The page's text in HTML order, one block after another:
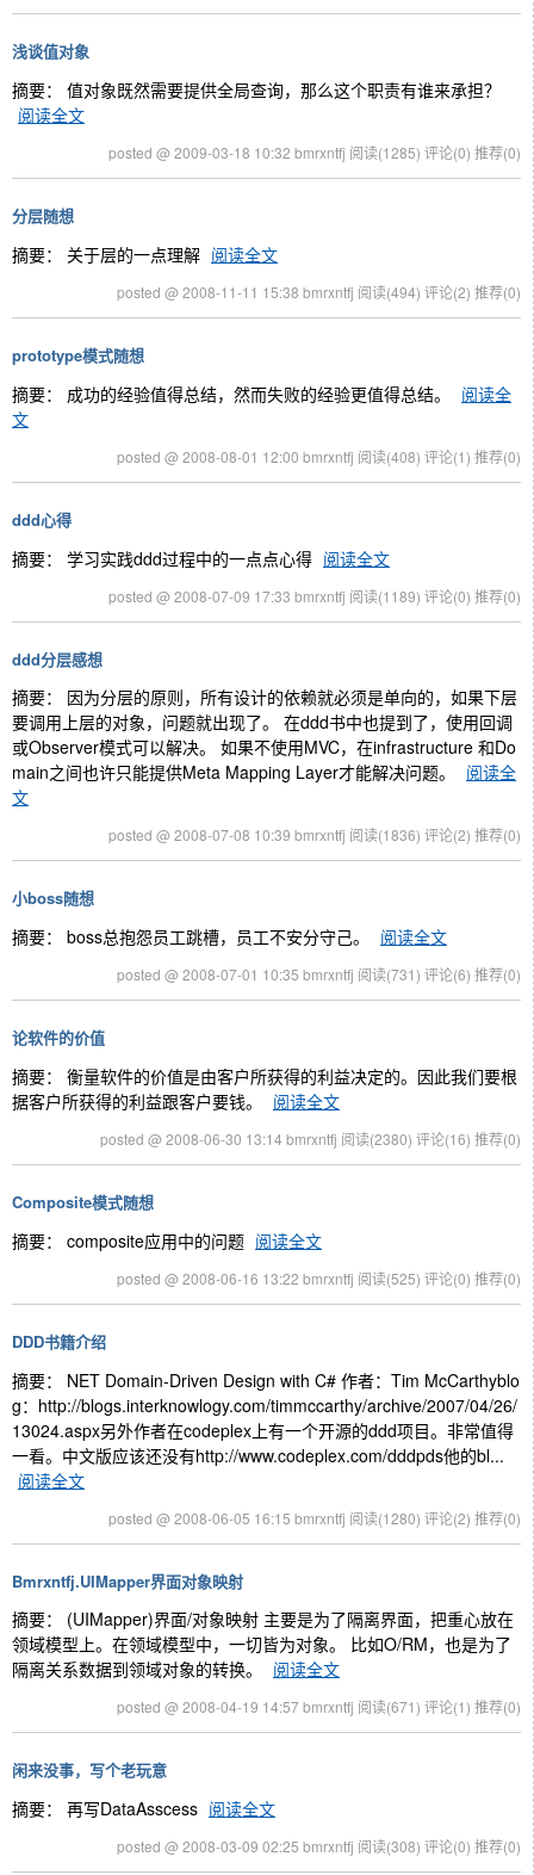
浅谈值对象
摘要： 值对象既然需要提供全局查询，那么这个职责有谁来承担？
阅读全文
posted @ 2009-03-18 10:32 bmrxntfj 阅读(1285) 评论(0) 推荐(0)
分层随想
摘要： 关于层的一点理解 阅读全文
posted @ 2008-11-11 15:38 bmrxntfj 阅读(494) 评论(2) 推荐(0)
prototype模式随想
摘要： 成功的经验值得总结，然而失败的经验更值得总结。
阅读全
文
posted @ 2008-08-01 12:00 bmrxntfj 阅读(408) 评论(1) 推荐(0)
ddd心得
摘要： 学习实践ddd过程中的一点点心得 阅读全文
posted @ 2008-07-09 17:33 bmrxntfj 阅读(1189) 评论(0) 推荐(0)
ddd分层感想
摘要： 因为分层的原则，所有设计的依赖就必须是单向的，如果下层
要调用上层的对象，问题就出现了。 在ddd书中也提到了，使用回调
或Observer模式可以解决。 如果不使用MVC，在infrastructure 和Do
main之间也许只能提供Meta Mapping Layer才能解决问题。
阅读全
文
posted @ 2008-07-08 10:39 bmrxntfj 阅读(1836) 评论(2) 推荐(0)
小boss随想
摘要： boss总抱怨员工跳槽，员工不安分守己。 阅读全文
posted @ 2008-07-01 10:35 bmrxntfj 阅读(731) 评论(6) 推荐(0)
论软件的价值
摘要： 衡量软件的价值是由客户所获得的利益决定的。因此我们要根
据客户所获得的利益跟客户要钱。
阅读全文
posted @ 2008-06-30 13:14 bmrxntfj 阅读(2380) 评论(16) 推荐(0)
Composite模式随想
摘要： composite应用中的问题 阅读全文
posted @ 2008-06-16 13:22 bmrxntfj 阅读(525) 评论(0) 推荐(0)
DDD书籍介绍
摘要： NET Domain-Driven Design with C# 作者：Tim McCarthyblo
g：http://blogs.interknowlogy.com/timmccarthy/archive/2007/04/26/
13024.aspx另外作者在codeplex上有一个开源的ddd项目。非常值得
一看。中文版应该还没有http://www.codeplex.com/dddpds他的bl...
阅读全文
posted @ 2008-06-05 16:15 bmrxntfj 阅读(1280) 评论(2) 推荐(0)
Bmrxntfj.UIMapper界面对象映射
摘要： (UIMapper)界面/对象映射 主要是为了隔离界面，把重心放在
领域模型上。在领域模型中，一切皆为对象。 比如O/RM，也是为了
隔离关系数据到领域对象的转换。
阅读全文
posted @ 2008-04-19 14:57 bmrxntfj 阅读(671) 评论(1) 推荐(0)
闲来没事，写个老玩意
摘要： 再写DataAsscess 阅读全文
posted @ 2008-03-09 02:25 bmrxntfj 阅读(308) 评论(0) 推荐(0)